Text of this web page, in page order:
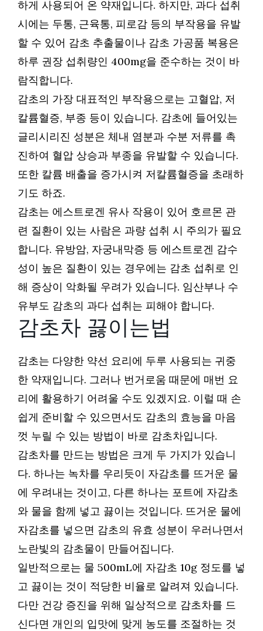
하게 사용되어 온 약재입니다. 하지만, 과다 섭취
시에는 두통, 근육통, 피로감 등의 부작용을 유발
할 수 있어 감초 추출물이나 감초 가공품 복용은
하루 권장 섭취량인 400mg을 준수하는 것이 바
람직합니다.
감초의 가장 대표적인 부작용으로는 고혈압, 저
칼륨혈증, 부종 등이 있습니다. 감초에 들어있는
글리시리진 성분은 체내 염분과 수분 저류를 촉
진하여 혈압 상승과 부종을 유발할 수 있습니다.
또한 칼륨 배출을 증가시켜 저칼륨혈증을 초래하
기도 하죠.
감초는 에스트로겐 유사 작용이 있어 호르몬 관
련 질환이 있는 사람은 과량 섭취 시 주의가 필요
합니다. 유방암, 자궁내막증 등 에스트로겐 감수
성이 높은 질환이 있는 경우에는 감초 섭취로 인
해 증상이 악화될 우려가 있습니다. 임산부나 수
유부도 감초의 과다 섭취는 피해야 합니다.
감초차 끓이는법
감초는 다양한 약선 요리에 두루 사용되는 귀중
한 약재입니다. 그러나 번거로움 때문에 매번 요
리에 활용하기 어려울 수도 있겠지요. 이럴 때 손
쉽게 준비할 수 있으면서도 감초의 효능을 마음
껏 누릴 수 있는 방법이 바로 감초차입니다.
감초차를 만드는 방법은 크게 두 가지가 있습니
다. 하나는 녹차를 우리듯이 자감초를 뜨거운 물
에 우려내는 것이고, 다른 하나는 포트에 자감초
와 물을 함께 넣고 끓이는 것입니다. 뜨거운 물에
자감초를 넣으면 감초의 유효 성분이 우러나면서
노란빛의 감초물이 만들어집니다.
일반적으로는 물 500mL에 자감초 10g 정도를 넣
고 끓이는 것이 적당한 비율로 알려져 있습니다.
다만 건강 증진을 위해 일상적으로 감초차를 드
신다면 개인의 입맛에 맞게 농도를 조절하는 것